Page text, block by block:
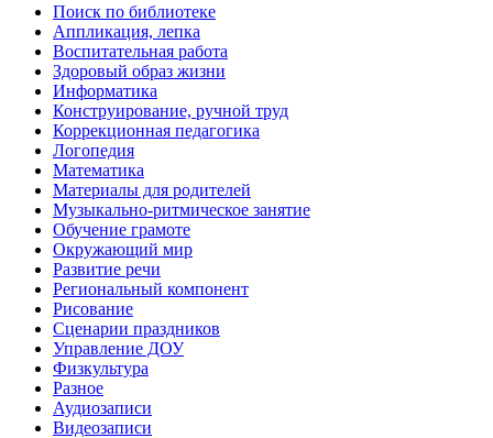
Поиск по библиотеке
Аппликация, лепка
Воспитательная работа
Здоровый образ жизни
Информатика
Конструирование, ручной труд
Коррекционная педагогика
Логопедия
Математика
Материалы для родителей
Музыкально-ритмическое занятие
Обучение грамоте
Окружающий мир
Развитие речи
Региональный компонент
Рисование
Сценарии праздников
Управление ДОУ
Физкультура
Разное
Аудиозаписи
Видеозаписи